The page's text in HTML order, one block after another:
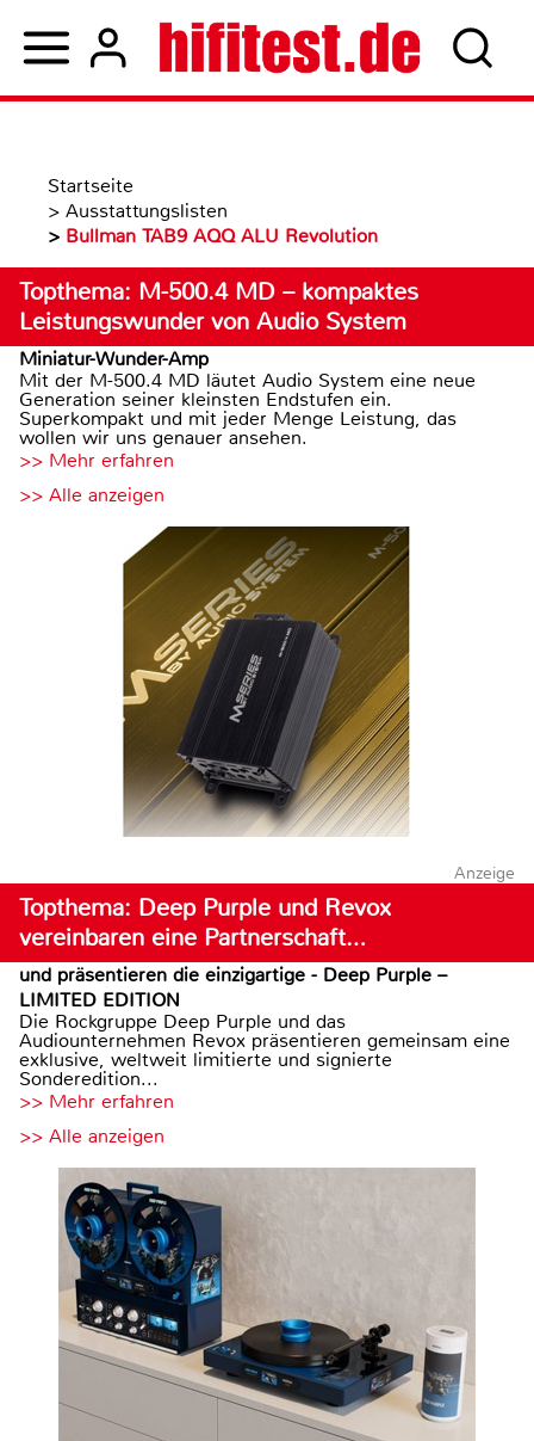
Startseite
> Ausstattungslisten
> Bullman TAB9 AQQ ALU Revolution
Topthema: M-500.4 MD – kompaktes
Leistungswunder von Audio System
Miniatur-Wunder-Amp
Mit der M-500.4 MD läutet Audio System eine neue
Generation seiner kleinsten Endstufen ein.
Superkompakt und mit jeder Menge Leistung, das
wollen wir uns genauer ansehen.
>> Mehr erfahren
>> Alle anzeigen
Anzeige
Topthema: Deep Purple und Revox
vereinbaren eine Partnerschaft…
und präsentieren die einzigartige - Deep Purple –
LIMITED EDITION
Die Rockgruppe Deep Purple und das
Audiounternehmen Revox präsentieren gemeinsam eine
exklusive, weltweit limitierte und signierte
Sonderedition...
>> Mehr erfahren
>> Alle anzeigen